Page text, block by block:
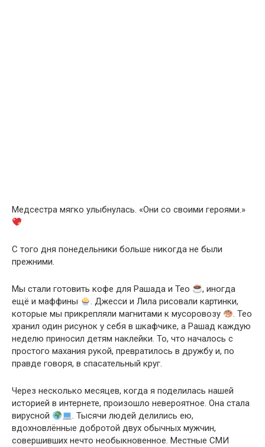
Медсестра мягко улыбнулась. «Они со своими героями.»
С того дня понедельники больше никогда не были
прежними.
Мы стали готовить кофе для Рашада и Тео
, иногда
ещё и маффины
. Джесси и Лила рисовали картинки,
которые мы прикрепляли магнитами к мусоровозу
. Тео
хранил один рисунок у себя в шкафчике, а Рашад каждую
неделю приносил детям наклейки. То, что началось с
простого махания рукой, превратилось в дружбу и, по
правде говоря, в спасательный круг.
Через несколько месяцев, когда я поделилась нашей
историей в интернете, произошло невероятное. Она стала
вирусной
. Тысячи людей делились ею,
вдохновлённые добротой двух обычных мужчин,
совершивших нечто необыкновенное. Местные СМИ